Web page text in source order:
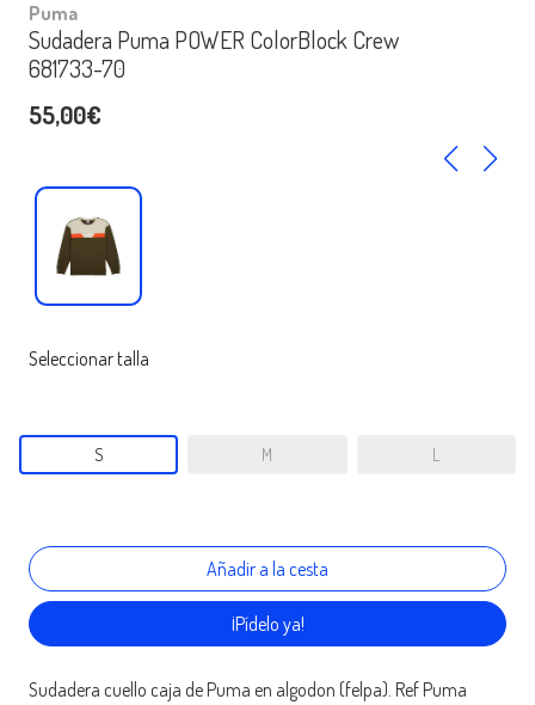
Puma
Sudadera Puma POWER ColorBlock Crew
681733-70
55,00€
Seleccionar talla
S M L
¡Pídelo ya!
Sudadera cuello caja de Puma en algodon (felpa). Ref Puma